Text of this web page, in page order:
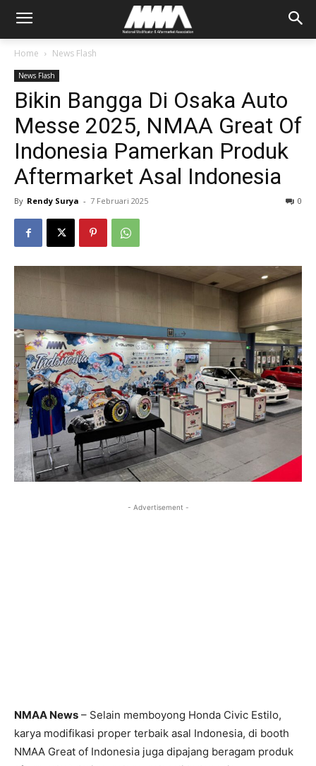
Home News Flash
News Flash
Bikin Bangga Di Osaka Auto
Messe 2025, NMAA Great Of
Indonesia Pamerkan Produk
Aftermarket Asal Indonesia
By Rendy Surya - 7 Februari 2025 0
- Advertisement -
NMAA News – Selain memboyong Honda Civic Estilo,
karya modifikasi proper terbaik asal Indonesia, di booth
NMAA Great of Indonesia juga dipajang beragam produk